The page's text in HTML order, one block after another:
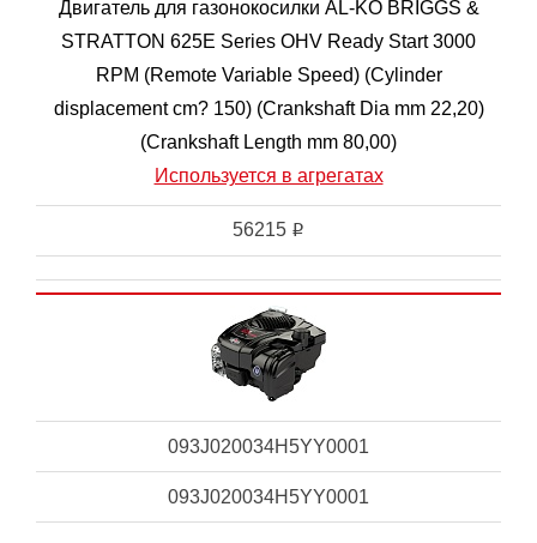
Двигатель для газонокосилки AL-KO BRIGGS &
STRATTON 625E Series OHV Ready Start 3000
RPM (Remote Variable Speed) (Cylinder
displacement cm? 150) (Crankshaft Dia mm 22,20)
(Crankshaft Length mm 80,00)
Используется в агрегатах
56215 i
093J020034H5YY0001
093J020034H5YY0001